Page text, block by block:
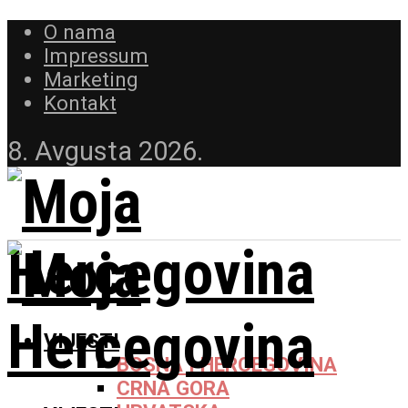
O nama
Impressum
Marketing
Kontakt
8. Avgusta 2026.
VIJESTI
BOSNA I HERCEGOVINA
CRNA GORA